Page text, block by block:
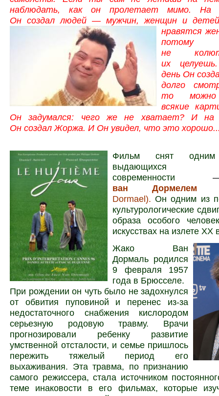
наблюдать, как он пролетает мимо. На
Он создал людей — мужчин, женщин и
нравятся
не
их
день Он
долго
то можно
всякие
Он задумался: чего же не хватает? И на
Он создал Жоржа. И Он увидел, что это
Фильм снят
выдающихся
современности
ван Дормелем
Dormael).Он одним из
культурологические
образа особого
искусствах на излете XX
Жако Ван
Дормаль родился
9 февраля 1957
года в Брюсселе.
При рождении он чуть было не задохнулся
от обвития пуповиной и перенес из-за
недостаточного снабжения кислородом
серьезную родовую травму. Врачи
прогнозировали ребенку развитие
умственной отсталости, и семье пришлось
пережить тяжелый период его
выхаживания. Эта травма, по признанию
самого режиссера, стала источником
теме инаковости в его фильмах, которые